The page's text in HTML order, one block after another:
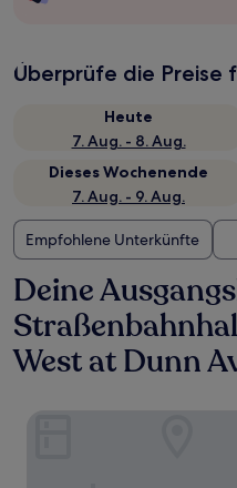
Überprüfe die Preise
Heute
7. Aug. - 8. Aug.
Dieses Wochenende
7. Aug. - 9. Aug.
Empfohlene Unterkünfte
Deine
West at Dunn